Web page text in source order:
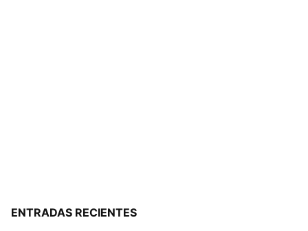
ENTRADAS RECIENTES